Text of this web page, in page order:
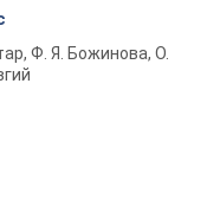
Ф. Я. Божинова, О.